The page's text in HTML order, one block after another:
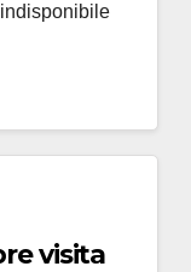
visita